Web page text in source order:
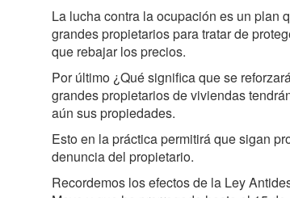
La lucha contra la ocupación es un plan
grandes propietarios para tratar de
que rebajar los precios.
Por último ¿Qué significa que se
grandes propietarios de viviendas
aún sus propiedades.
Esto en la práctica permitirá que sigan
denuncia del propietario.
Recordemos los efectos de la Ley